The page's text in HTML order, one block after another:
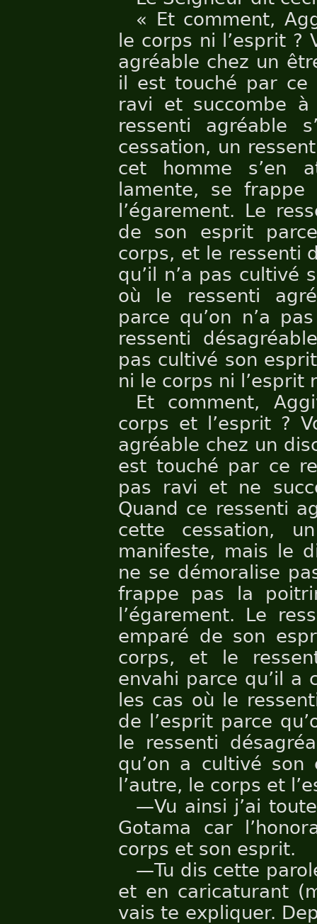
« Et comment,
le corps ni l’esprit ?
agréable chez un
il est touché par ce
ravi et succombe à
ressenti agréable
cessation, un
cet homme s’en
lamente, se
l’égarement. Le
de son esprit
corps, et le ressenti
qu’il n’a pas cultivé
où le ressenti
parce qu’on n’a
ressenti
pas cultivé son
ni le corps ni l’esprit
Et comment,
corps et l’esprit ?
agréable chez un
est touché par ce
pas ravi et ne
Quand ce ressenti
cette cessation,
manifeste, mais le
ne se démoralise
frappe pas la
l’égarement. Le
emparé de son
corps, et le
envahi parce qu’il a
les cas où le
de l’esprit parce
le ressenti
qu’on a cultivé
l’autre, le corps et
—Vu ainsi j’ai
Gotama car
corps et son esprit.
—Tu dis cette
et en caricaturant
vais te expliquer.